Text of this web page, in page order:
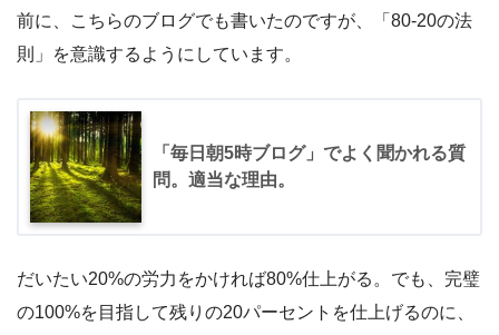
前に、こちらのブログでも書いたのですが、「80-20の法
則」を意識するようにしています。
「毎日朝5時ブログ」でよく聞かれる質
問。適当な理由。
だいたい20%の労力をかければ80%仕上がる。でも、完璧
の100%を目指して残りの20パーセントを仕上げるのに、